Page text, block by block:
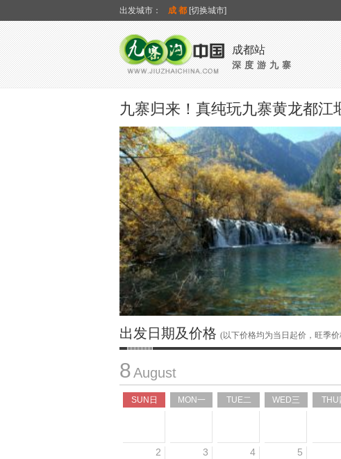
出发城市： 成都 [切换城市]
成都站
深度游九寨
九寨归来！真纯玩九寨黄龙都
出发日期及价格 (以下价格均为当日起价，旺季
8August
SUN日 MON一 TUE二 WED三 THU
2 3 4 5